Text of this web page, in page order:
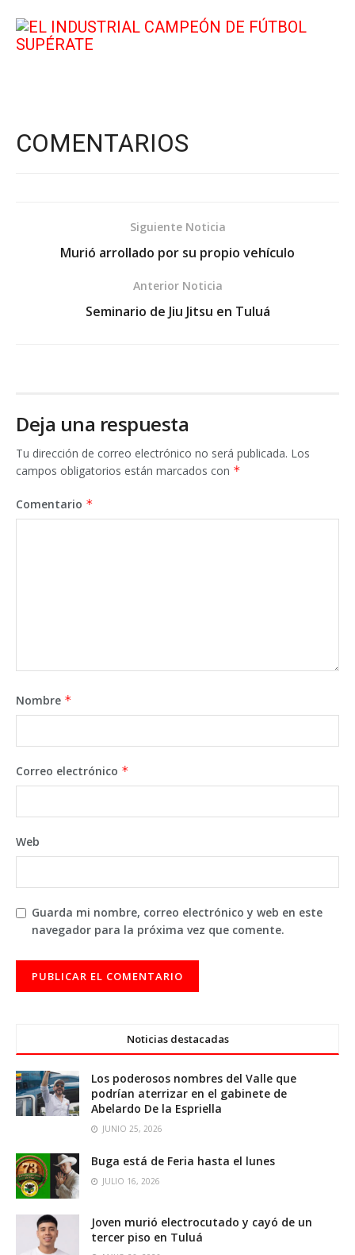
COMENTARIOS
Siguiente Noticia
Murió arrollado por su propio vehículo
Anterior Noticia
Seminario de Jiu Jitsu en Tuluá
Deja una respuesta
Tu dirección de correo electrónico no será publicada. Los
campos obligatorios están marcados con *
Comentario *
Nombre *
Correo electrónico *
Web
Guarda mi nombre, correo electrónico y web en este
navegador para la próxima vez que comente.
Noticias destacadas
Los poderosos nombres del Valle que
podrían aterrizar en el gabinete de
Abelardo De la Espriella
JUNIO 25, 2026
Buga está de Feria hasta el lunes
JULIO 16, 2026
Joven murió electrocutado y cayó de un
tercer piso en Tuluá